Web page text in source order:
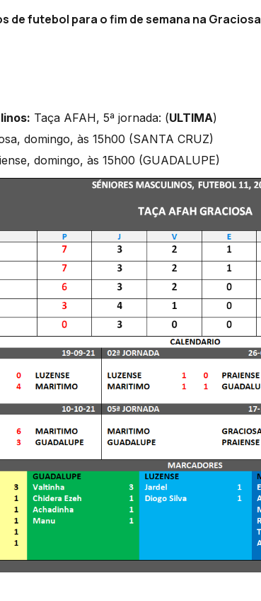
de futebol para o fim de semana na Graciosa
Taça AFAH, 5ª jornada: (ULTIMA)
domingo, às 15h00 (SANTA CRUZ)
domingo, às 15h00 (GUADALUPE)